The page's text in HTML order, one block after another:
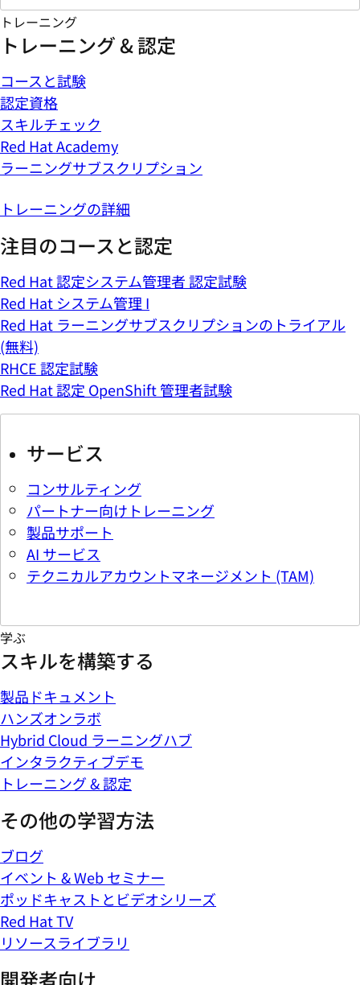
トレーニング
トレーニング & 認定
コースと試験
認定資格
スキルチェック
Red Hat Academy
ラーニングサブスクリプション
トレーニングの詳細
注目のコースと認定
Red Hat 認定システム管理者 認定試験
Red Hat システム管理 I
Red Hat ラーニングサブスクリプションのトライアル
(無料)
RHCE 認定試験
Red Hat 認定 OpenShift 管理者試験
サービス
コンサルティング
パートナー向けトレーニング
製品サポート
AI サービス
テクニカルアカウントマネージメント (TAM)
学ぶ
スキルを構築する
製品ドキュメント
ハンズオンラボ
Hybrid Cloud ラーニングハブ
インタラクティブデモ
トレーニング & 認定
その他の学習方法
ブログ
イベント & Web セミナー
ポッドキャストとビデオシリーズ
Red Hat TV
リソースライブラリ
開発者向け